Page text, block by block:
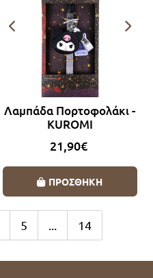
Λαμπάδα Πορτοφολάκι -
KUROMI
21,90€
ΠΡΟΣΘΗΚΗ
5 14